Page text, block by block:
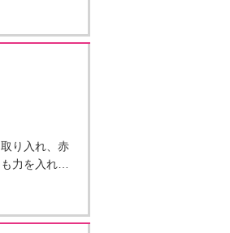
り入れ、赤
も力を入れ…